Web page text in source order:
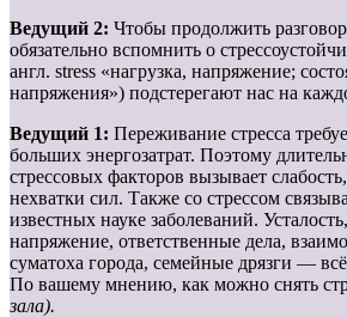
Ведущий 2: Чтобы продолжить
обязательно вспомнить о
англ. stress «нагрузка, напряжение;
напряжения») подстерегают нас на
Ведущий 1: Переживание стресса
больших энергозатрат. Поэтому
стрессовых факторов вызывает
нехватки сил. Также со стрессом
известных науке заболеваний.
напряжение, ответственные дела,
суматоха города, семейные дрязги —
По вашему мнению, как можно снять
зала).